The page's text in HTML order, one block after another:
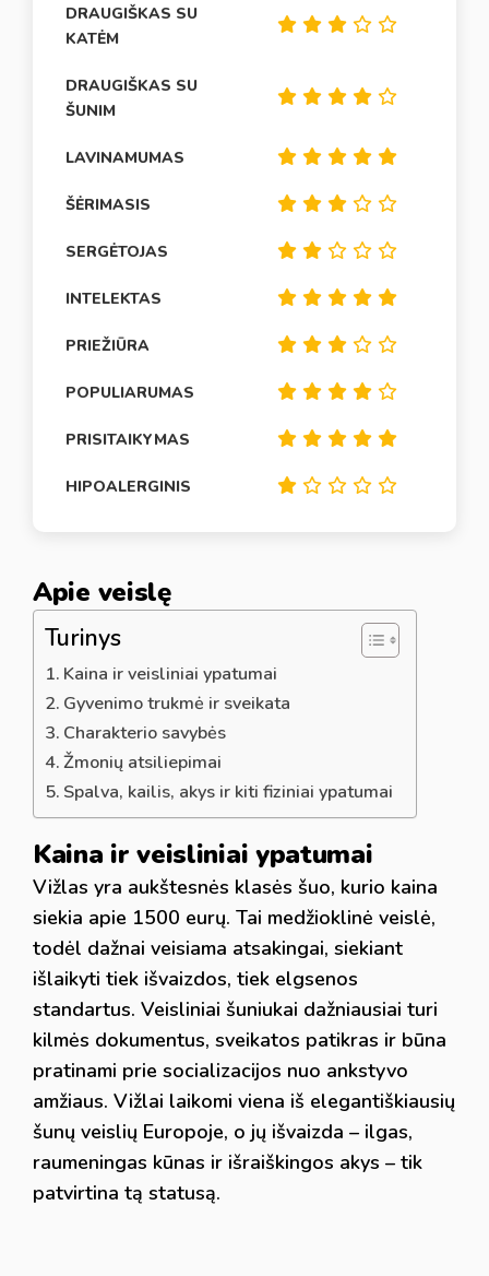
DRAUGIŠKAS SU
KATĖM
DRAUGIŠKAS SU
ŠUNIM
LAVINAMUMAS
ŠĖRIMASIS
SERGĖTOJAS
INTELEKTAS
PRIEŽIŪRA
POPULIARUMAS
PRISITAIKYMAS
HIPOALERGINIS
Apie veislę
Turinys
Kaina ir veisliniai ypatumai
Gyvenimo trukmė ir sveikata
Charakterio savybės
Žmonių atsiliepimai
Spalva, kailis, akys ir kiti fiziniai ypatumai
Kaina ir veisliniai ypatumai
Vižlas yra aukštesnės klasės šuo, kurio kaina
siekia apie 1500 eurų. Tai medžioklinė veislė,
todėl dažnai veisiama atsakingai, siekiant
išlaikyti tiek išvaizdos, tiek elgsenos
standartus. Veisliniai šuniukai dažniausiai turi
kilmės dokumentus, sveikatos patikras ir būna
pratinami prie socializacijos nuo ankstyvo
amžiaus. Vižlai laikomi viena iš elegantiškiausių
šunų veislių Europoje, o jų išvaizda – ilgas,
raumeningas kūnas ir išraiškingos akys – tik
patvirtina tą statusą.